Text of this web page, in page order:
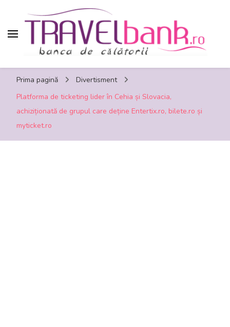
TravelBank.ro – calatorii, turism, distractie,
shopping, timp liber
Prima pagină
Divertisment
Platforma de ticketing lider în Cehia și Slovacia,
achiziționată de grupul care deține Entertix.ro, bilete.ro și
myticket.ro